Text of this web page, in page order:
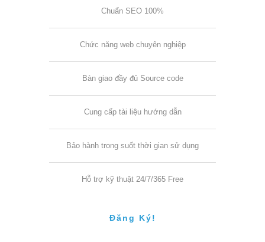
Chuẩn SEO 100%
Chức năng web chuyên nghiệp
Bàn giao đầy đủ Source code
Cung cấp tài liệu hướng dẫn
Bảo hành trong suốt thời gian sử dụng
Hỗ trợ kỹ thuật 24/7/365 Free
Đăng Ký!